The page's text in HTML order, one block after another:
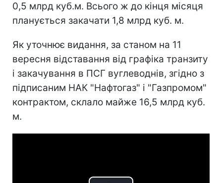
0,5 млрд куб.м. Всього ж до кінця місяця
планується закачати 1,8 млрд куб. м.
Як уточнює видання, за станом на 11
вересня відставання від графіка транзиту
і закачування в ПСГ вуглеводнів, згідно з
підписаним НАК "Нафтогаз" і "Газпромом"
контрактом, склало майже 16,5 млрд куб.
м.